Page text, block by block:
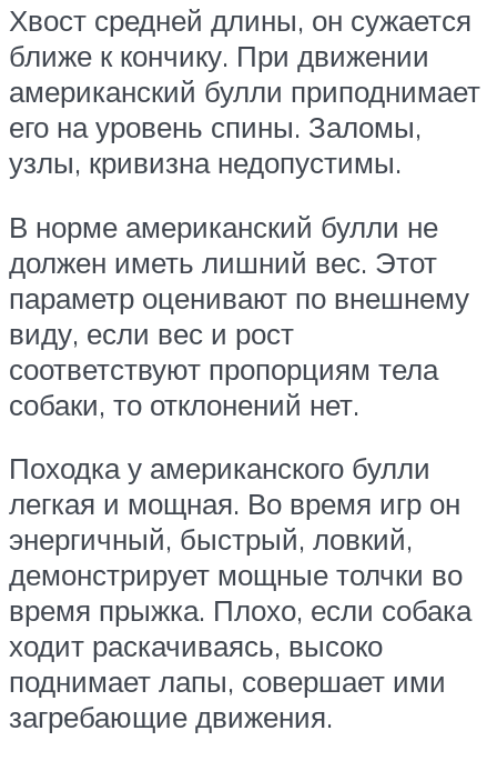
Хвост средней длины, он сужается
ближе к кончику. При движении
американский булли приподнимает
его на уровень спины. Заломы,
узлы, кривизна недопустимы.
В норме американский булли не
должен иметь лишний вес. Этот
параметр оценивают по внешнему
виду, если вес и рост
соответствуют пропорциям тела
собаки, то отклонений нет.
Походка у американского булли
легкая и мощная. Во время игр он
энергичный, быстрый, ловкий,
демонстрирует мощные толчки во
время прыжка. Плохо, если собака
ходит раскачиваясь, высоко
поднимает лапы, совершает ими
загребающие движения.